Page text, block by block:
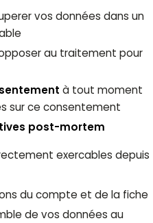
vos données dans un
au traitement pour
à tout moment
sur ce consentement
post-mortem
exercables depuis
du compte et de la fiche
de vos données au